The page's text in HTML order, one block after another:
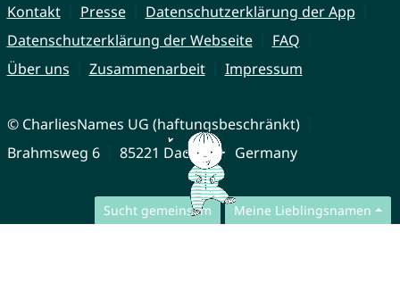
Sucht gemeinsam Meine Lieblingsnamen
Kontakt Presse
Datenschutzerklärung der App
Datenschutzerklärung der Webseite
FAQ
Über uns
Zusammenarbeit Impressum
© CharliesNames UG (haftungsbeschränkt)
Brahmsweg 6
85221 Dachau Germany